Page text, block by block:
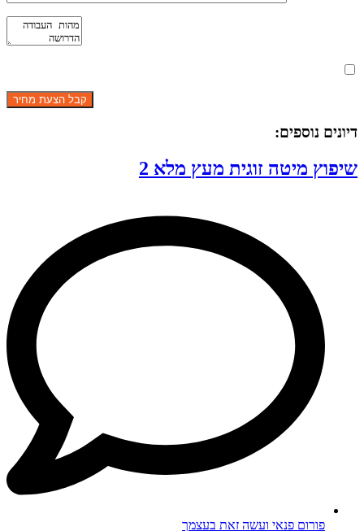
דיונים נוספים:
שיפוץ מיטה זוגית מעץ מלא 2
פורום פנאי ועשה זאת בעצמך